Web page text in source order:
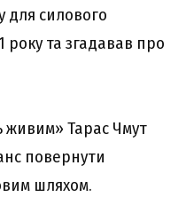
для силового
року та згадавав про
Тарас Чмут
повернути
шляхом.